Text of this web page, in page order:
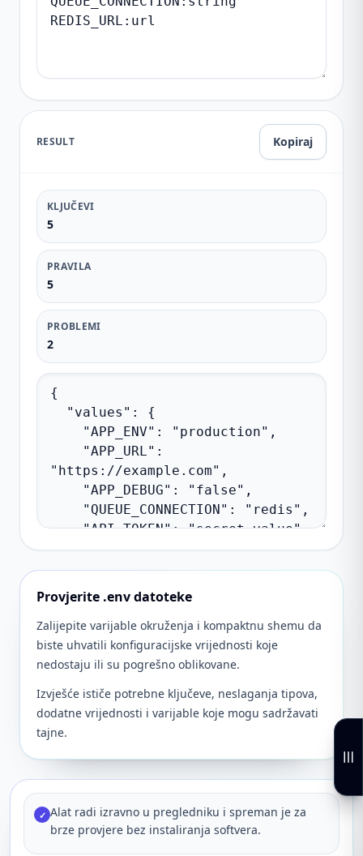
RESULT Kopiraj
KLJUČEVI
5
PRAVILA
5
PROBLEMI
2
Provjerite .env datoteke
Zalijepite varijable okruženja i kompaktnu shemu da
biste uhvatili konfiguracijske vrijednosti koje
nedostaju ili su pogrešno oblikovane.
Izvješće ističe potrebne ključeve, neslaganja tipova,
dodatne vrijednosti i varijable koje mogu sadržavati
tajne.
✓ Alat radi izravno u pregledniku i spreman je za
brze provjere bez instaliranja softvera.